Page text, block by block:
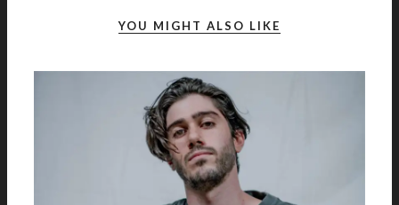
YOU MIGHT ALSO LIKE